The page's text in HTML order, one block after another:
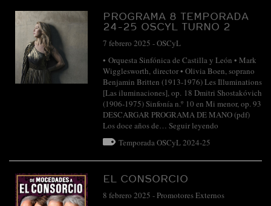
PROGRAMA 8 TEMPORADA
24-25 OSCYL TURNO 2
7 febrero 2025 -OSCyL
• Orquesta Sinfónica de Castilla y León • Mark
Wigglesworth, director • Olivia Boen, soprano
Benjamin Britten (1913-1976) Les Illuminations
[Las iluminaciones], op. 18 Dmitri Shostakóvich
(1906-1975) Sinfonía n.º 10 en Mi menor, op. 93
DESCARGAR PROGRAMA DE MANO (pdf)
Los doce años de… Seguir leyendo
Temporada OSCyL 2024-25
EL CONSORCIO
8 febrero 2025 -Promotores Externos